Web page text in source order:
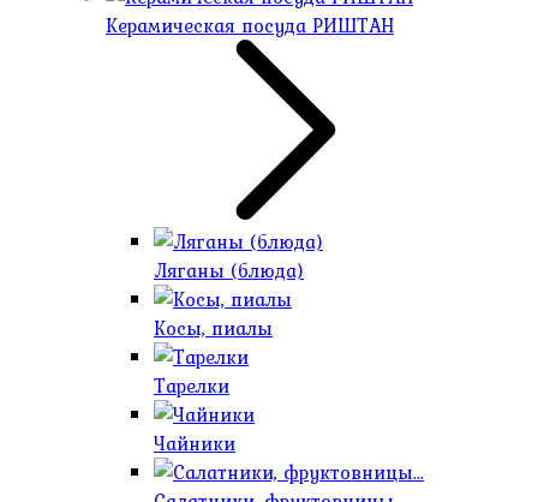
Керамическая посуда РИШТАН
Ляганы (блюда)
Косы, пиалы
Тарелки
Чайники